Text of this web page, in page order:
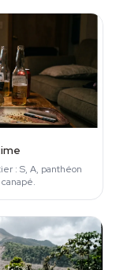
: S, A, panthéon